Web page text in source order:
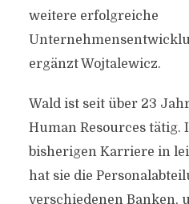
weitere erfolgreiche
ergänzt Wojtalewicz.
Wald ist seit über 23
Human Resources tätig.
bisherigen Karriere in
hat sie die
verschiedenen Banken,